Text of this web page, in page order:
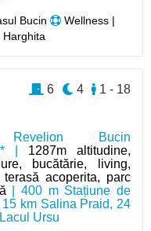
Bucin
Wellness |
Harghita
Revelion Bucin
| 1287m altitudine,
bucătărie, living,
terasă acoperita, parc
| 400 m Stațiune de
km Salina Praid, 24
Ursu
1 - 18
4
6